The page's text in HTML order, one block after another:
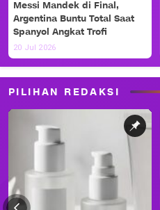
Messi Mandek di Final,
Argentina Buntu Total Saat
Spanyol Angkat Trofi
20 Jul 2026
PILIHAN REDAKSI